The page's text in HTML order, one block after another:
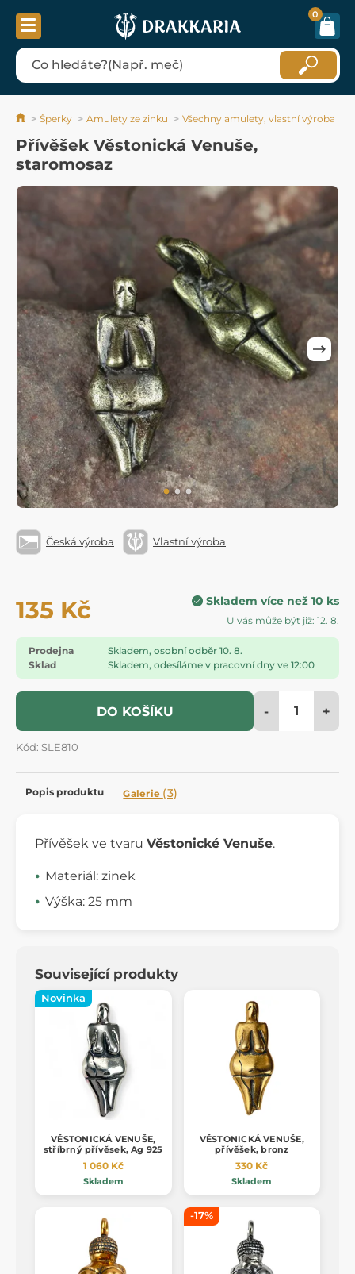
0
Šperky Amulety ze zinku Všechny amulety, vlastní výroba
Přívěšek Věstonická Venuše,
staromosaz
Česká výroba Vlastní výroba
135 Kč Skladem více než 10 ks
U vás může být již: 12. 8.
Prodejna
Skladem, osobní odběr 10. 8.
Sklad
Skladem, odesíláme v pracovní dny ve 12:00
DO KOŠÍKU - +
Kód: SLE810
Popis produktu Galerie (3)
Přívěšek ve tvaru Věstonické Venuše.
Materiál: zinek
Výška: 25 mm
Související produkty
Novinka
VĚSTONICKÁ VENUŠE,
stříbrný přívěsek, Ag 925
1 060 Kč
Skladem
VĚSTONICKÁ VENUŠE,
přívěšek, bronz
330 Kč
Skladem
-17%